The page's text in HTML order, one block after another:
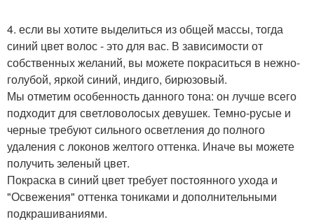
4. если вы хотите выделиться из общей массы, тогда
синий цвет волос - это для вас. В зависимости от
собственных желаний, вы можете покраситься в нежно-
голубой, яркой синий, индиго, бирюзовый.
Мы отметим особенность данного тона: он лучше всего
подходит для светловолосых девушек. Темно-русые и
черные требуют сильного осветления до полного
удаления с локонов желтого оттенка. Иначе вы можете
получить зеленый цвет.
Покраска в синий цвет требует постоянного ухода и
"Освежения" оттенка тониками и дополнительными
подкрашиваниями.